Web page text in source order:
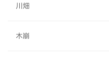
川畑
木崩